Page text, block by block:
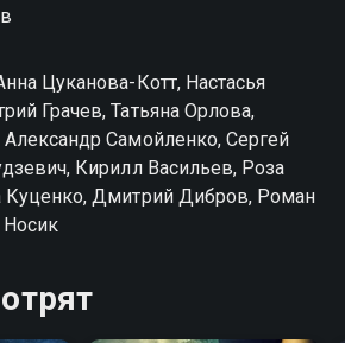
Цуканова-Котт, Настасья
Грачев, Татьяна Орлова,
Самойленко, Сергей
Кирилл Васильев, Роза
Куценко, Дмитрий Дибров, Роман